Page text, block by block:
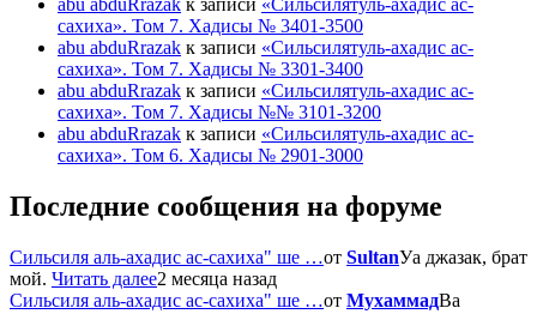
abu abduRrazak к записи «Сильсилятуль-ахадис ас-
сахиха». Том 7. Хадисы № 3401-3500
abu abduRrazak к записи «Сильсилятуль-ахадис ас-
сахиха». Том 7. Хадисы № 3301-3400
abu abduRrazak к записи «Сильсилятуль-ахадис ас-
сахиха». Том 7. Хадисы №№ 3101-3200
abu abduRrazak к записи «Сильсилятуль-ахадис ас-
сахиха». Том 6. Хадисы № 2901-3000
Последние сообщения на форуме
Сильсиля аль-ахадис ас-сахиха" ше …от SultanУа джазак, брат
мой. Читать далее2 месяца назад
Сильсиля аль-ахадис ас-сахиха" ше …от МухаммадВа